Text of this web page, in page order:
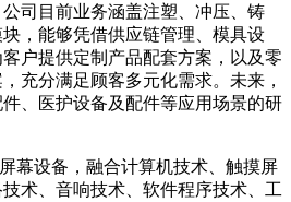
司目前业务涵盖注塑、冲压、铸
，能够凭借供应链管理、模具设
户提供定制产品配套方案，以及零
充分满足顾客多元化需求。未来，
、医护设备及配件等应用场景的研
幕设备，融合计算机技术、触摸屏
术、音响技术、软件程序技术、工